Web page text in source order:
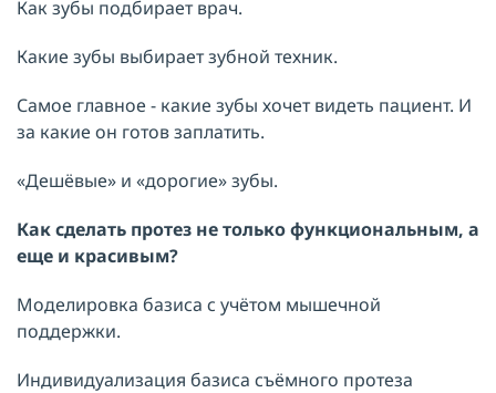
Как зубы подбирает врач.
Какие зубы выбирает зубной техник.
Самое главное - какие зубы хочет видеть пациент. И
за какие он готов заплатить.
«Дешёвые» и «дорогие» зубы.
Как сделать протез не только функциональным, а
еще и красивым?
Моделировка базиса с учётом мышечной
поддержки.
Индивидуализация базиса съёмного протеза